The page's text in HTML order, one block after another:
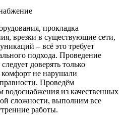
прокладка
врезки в существующие сети,
– всё это требует
подхода. Проведение
доверять только
не нарушали
Проведём
водоснабжения из качественных
сложности, выполним все
работы.